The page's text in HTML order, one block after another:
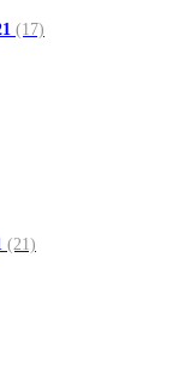
(17)
(21)